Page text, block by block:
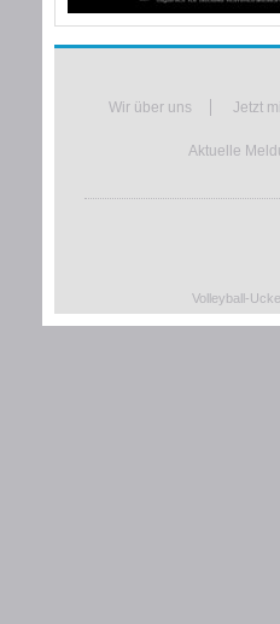
Wir über uns Jetzt
Aktuelle
Volleyball-